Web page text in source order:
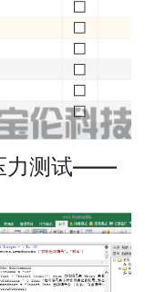
力测试——